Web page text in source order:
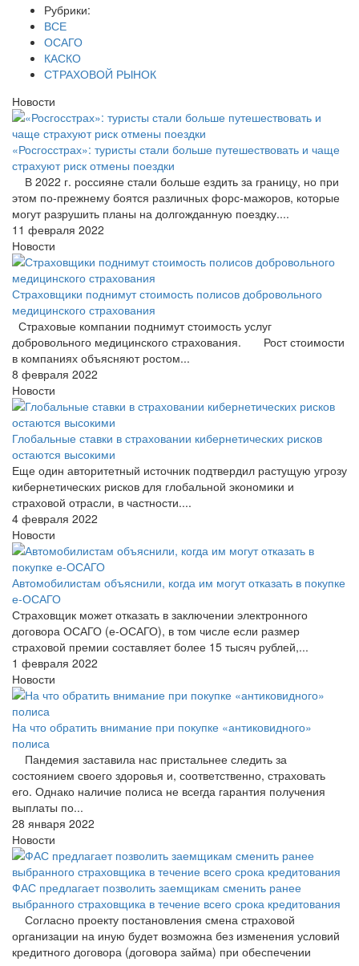
Рубрики:
ВСЕ
ОСАГО
КАСКО
СТРАХОВОЙ РЫНОК
Новости
«Росгосстрах»: туристы стали больше путешествовать и чаще
страхуют риск отмены поездки
В 2022 г. россияне стали больше ездить за границу, но при
этом по-прежнему боятся различных форс-мажоров, которые
могут разрушить планы на долгожданную поездку....
11 февраля 2022
Новости
Страховщики поднимут стоимость полисов добровольного
медицинского страхования
Страховые компании поднимут стоимость услуг
добровольного медицинского страхования. Рост стоимости
в компаниях объясняют ростом...
8 февраля 2022
Новости
Глобальные ставки в страховании кибернетических рисков
остаются высокими
Еще один авторитетный источник подтвердил растущую угрозу
кибернетических рисков для глобальной экономики и
страховой отрасли, в частности....
4 февраля 2022
Новости
Автомобилистам объяснили, когда им могут отказать в покупке
е-ОСАГО
Страховщик может отказать в заключении электронного
договора ОСАГО (е-ОСАГО), в том числе если размер
страховой премии составляет более 15 тысяч рублей,...
1 февраля 2022
Новости
На что обратить внимание при покупке «антиковидного»
полиса
Пандемия заставила нас пристальнее следить за
состоянием своего здоровья и, соответственно, страховать
его. Однако наличие полиса не всегда гарантия получения
выплаты по...
28 января 2022
Новости
ФАС предлагает позволить заемщикам сменить ранее
выбранного страховщика в течение всего срока кредитования
Согласно проекту постановления смена страховой
организации на иную будет возможна без изменения условий
кредитного договора (договора займа) при обеспечении